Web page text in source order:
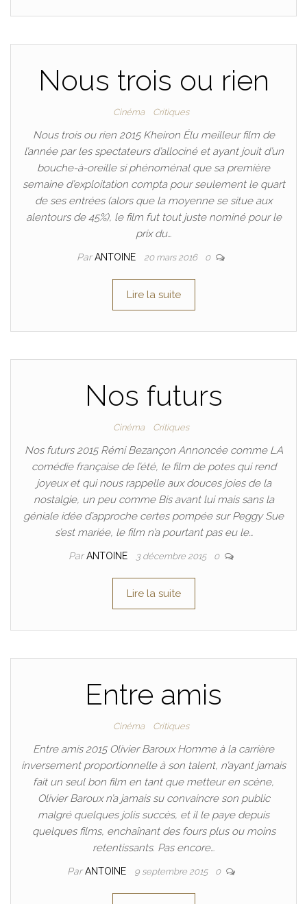
Nous trois ou rien
Cinéma Critiques
Nous trois ou rien 2015 Kheiron Élu meilleur film de
l’année par les spectateurs d’allociné et ayant jouit d’un
bouche-à-oreille si phénoménal que sa première
semaine d’exploitation compta pour seulement le quart
de ses entrées (alors que la moyenne se situe aux
alentours de 45%), le film fut tout juste nominé pour le
prix du…
ParANTOINE 20 mars 2016 0
Lire la suite
Nos futurs
Cinéma Critiques
Nos futurs 2015 Rémi Bezançon Annoncée comme LA
comédie française de l’été, le film de potes qui rend
joyeux et qui nous rappelle aux douces joies de la
nostalgie, un peu comme Bis avant lui mais sans la
géniale idée d’approche certes pompée sur Peggy Sue
s’est mariée, le film n’a pourtant pas eu le…
ParANTOINE 3 décembre 2015 0
Lire la suite
Entre amis
Cinéma Critiques
Entre amis 2015 Olivier Baroux Homme à la carrière
inversement proportionnelle à son talent, n’ayant jamais
fait un seul bon film en tant que metteur en scène,
Olivier Baroux n’a jamais su convaincre son public
malgré quelques jolis succès, et il le paye depuis
quelques films, enchaînant des fours plus ou moins
retentissants. Pas encore…
ParANTOINE 9 septembre 2015 0